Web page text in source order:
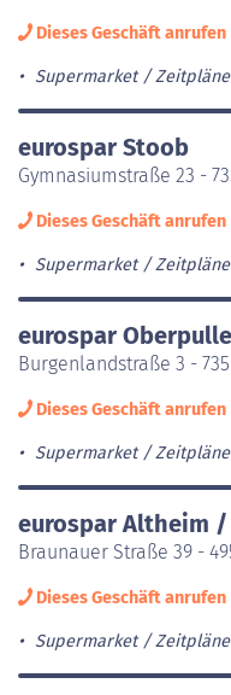
Dieses Geschäft anrufen
Supermarket
eurospar Stoob
Gymnasiumstraße 23 -
Dieses Geschäft anrufen
Supermarket
eurospar
Burgenlandstraße 3 -
Dieses Geschäft anrufen
Supermarket
eurospar Altheim /
Braunauer Straße 39 -
Dieses Geschäft anrufen
Supermarket